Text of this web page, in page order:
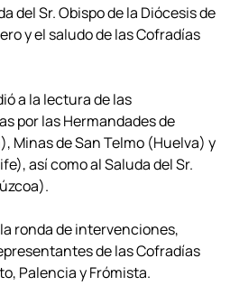
del Sr. Obispo de la Diócesis de
y el saludo de las Cofradías
a la lectura de las
por las Hermandades de
Minas de San Telmo (Huelva) y
así como al Saluda del Sr.
ronda de intervenciones,
de las Cofradías
Palencia y Frómista.